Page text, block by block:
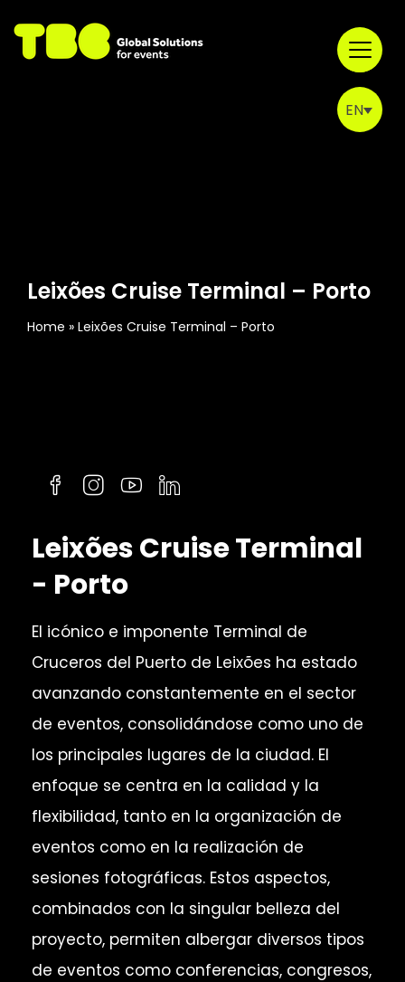
EN
Venues
Leixões Cruise Terminal – Porto
Home Leixões Cruise Terminal – Porto
Leixões Cruise Terminal
- Porto
El icónico e imponente Terminal de
Cruceros del Puerto de Leixões ha estado
avanzando constantemente en el sector
de eventos, consolidándose como uno de
los principales lugares de la ciudad. El
enfoque se centra en la calidad y la
flexibilidad, tanto en la organización de
eventos como en la realización de
sesiones fotográficas. Estos aspectos,
combinados con la singular belleza del
proyecto, permiten albergar diversos tipos
de eventos como conferencias, congresos,